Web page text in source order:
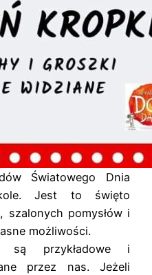
Światowego Dnia
Jest to święto
szalonych pomysłów i
możliwości.
są przykładowe i
przez nas. Jeżeli